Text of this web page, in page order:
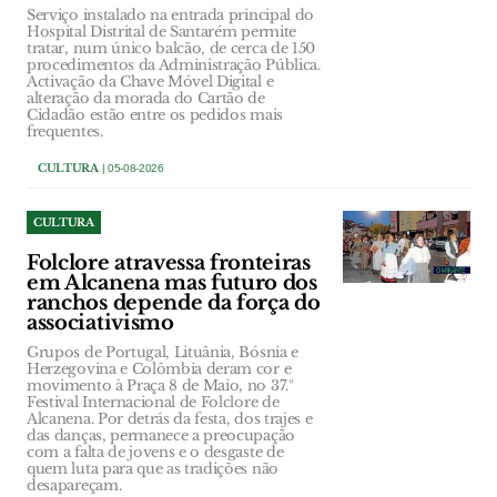
Serviço instalado na entrada principal do
Hospital Distrital de Santarém permite
tratar, num único balcão, de cerca de 150
procedimentos da Administração Pública.
Activação da Chave Móvel Digital e
alteração da morada do Cartão de
Cidadão estão entre os pedidos mais
frequentes.
CULTURA| 05-08-2026
CULTURA
Folclore atravessa fronteiras
em Alcanena mas futuro dos
ranchos depende da força do
associativismo
Grupos de Portugal, Lituânia, Bósnia e
Herzegovina e Colômbia deram cor e
movimento à Praça 8 de Maio, no 37.º
Festival Internacional de Folclore de
Alcanena. Por detrás da festa, dos trajes e
das danças, permanece a preocupação
com a falta de jovens e o desgaste de
quem luta para que as tradições não
desapareçam.